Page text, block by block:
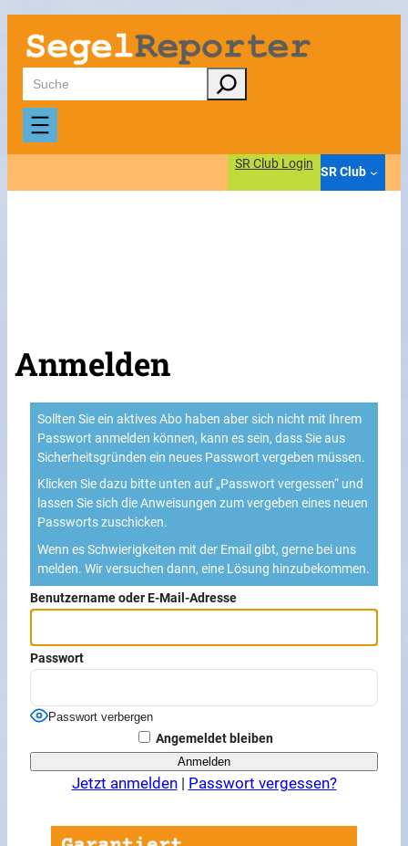
Suchen
SR Club Login
SR Club
Anmelden
Sollten Sie ein aktives Abo haben aber sich nicht mit Ihrem
Passwort anmelden können, kann es sein, dass Sie aus
Sicherheitsgründen ein neues Passwort vergeben müssen.
Klicken Sie dazu bitte unten auf „Passwort vergessen“ und
lassen Sie sich die Anweisungen zum vergeben eines neuen
Passworts zuschicken.
Wenn es Schwierigkeiten mit der Email gibt, gerne bei uns
melden. Wir versuchen dann, eine Lösung hinzubekommen.
Benutzername oder E-Mail-Adresse
Passwort
Passwort verbergen
Angemeldet bleiben
Jetzt anmelden| Passwort vergessen?